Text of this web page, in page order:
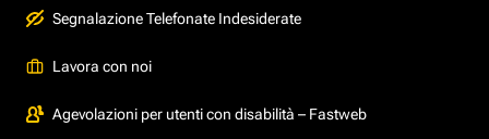
Segnalazione Telefonate Indesiderate
Lavora con noi
Agevolazioni per utenti con disabilità – Fastweb